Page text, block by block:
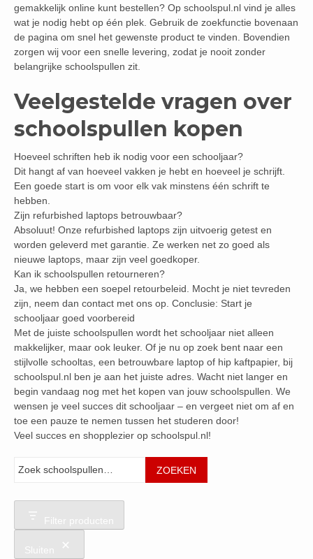
gemakkelijk online kunt bestellen? Op schoolspul.nl vind je alles
wat je nodig hebt op één plek. Gebruik de zoekfunctie bovenaan
de pagina om snel het gewenste product te vinden. Bovendien
zorgen wij voor een snelle levering, zodat je nooit zonder
belangrijke schoolspullen zit.
Veelgestelde vragen over
schoolspullen kopen
Hoeveel schriften heb ik nodig voor een schooljaar?
Dit hangt af van hoeveel vakken je hebt en hoeveel je schrijft.
Een goede start is om voor elk vak minstens één schrift te
hebben.
Zijn refurbished laptops betrouwbaar?
Absoluut! Onze refurbished laptops zijn uitvoerig getest en
worden geleverd met garantie. Ze werken net zo goed als
nieuwe laptops, maar zijn veel goedkoper.
Kan ik schoolspullen retourneren?
Ja, we hebben een soepel retourbeleid. Mocht je niet tevreden
zijn, neem dan contact met ons op. Conclusie: Start je
schooljaar goed voorbereid
Met de juiste schoolspullen wordt het schooljaar niet alleen
makkelijker, maar ook leuker. Of je nu op zoek bent naar een
stijlvolle schooltas, een betrouwbare laptop of hip kaftpapier, bij
schoolspul.nl ben je aan het juiste adres. Wacht niet langer en
begin vandaag nog met het kopen van jouw schoolspullen. We
wensen je veel succes dit schooljaar – en vergeet niet om af en
toe een pauze te nemen tussen het studeren door!
Veel succes en shopplezier op schoolspul.nl!
Zoeken
ZOEKEN
Filter producten
Sluiten